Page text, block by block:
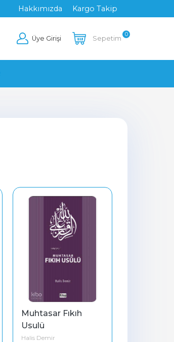
Hakkımızda Kargo Takip
Üye Girişi Sepetim
0
Muhtasar Fıkıh
Usulü
Halis Demir